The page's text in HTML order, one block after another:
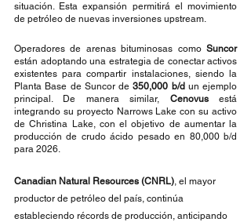
situación. Esta expansión permitirá el movimiento
de petróleo de nuevas inversiones upstream.
Operadores de arenas bituminosas como Suncor
están adoptando una estrategia de conectar activos
existentes para compartir instalaciones, siendo la
Planta Base de Suncor de 350,000 b/d un ejemplo
principal. De manera similar, Cenovus está
integrando su proyecto Narrows Lake con su activo
de Christina Lake, con el objetivo de aumentar la
producción de crudo ácido pesado en 80,000 b/d
para 2026.
Canadian Natural Resources (CNRL), el mayor
productor de petróleo del país, continúa
estableciendo récords de producción, anticipando